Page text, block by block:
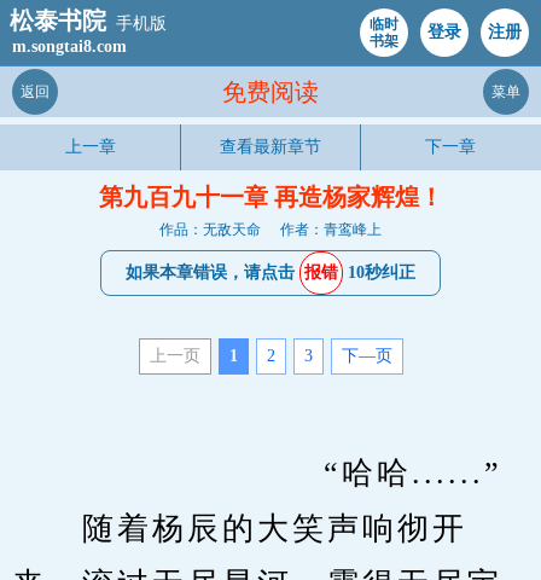
松泰书院 手机版
m.songtai8.com
临时
书架
登录 注册
免费阅读
返回 菜单
上一章 查看最新章节 下一章
第九百九十一章 再造杨家辉煌！
作品：无敌天命 作者：青鸾峰上
如果本章错误，请点击 报错 10秒纠正
上一页 1 2 3 下—页
“哈哈......”
随着杨辰的大笑声响彻开